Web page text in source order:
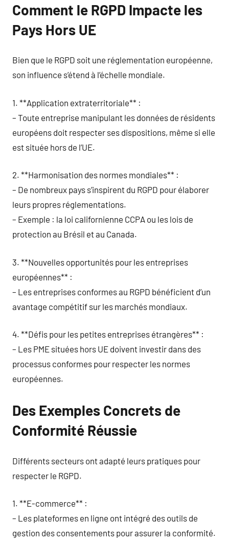
Comment le RGPD Impacte les
Pays Hors UE
Bien que le RGPD soit une réglementation européenne,
son influence s’étend à l’échelle mondiale.
1. **Application extraterritoriale** :
– Toute entreprise manipulant les données de résidents
européens doit respecter ses dispositions, même si elle
est située hors de l’UE.
2. **Harmonisation des normes mondiales** :
– De nombreux pays s’inspirent du RGPD pour élaborer
leurs propres réglementations.
– Exemple : la loi californienne CCPA ou les lois de
protection au Brésil et au Canada.
3. **Nouvelles opportunités pour les entreprises
européennes** :
– Les entreprises conformes au RGPD bénéficient d’un
avantage compétitif sur les marchés mondiaux.
4. **Défis pour les petites entreprises étrangères** :
– Les PME situées hors UE doivent investir dans des
processus conformes pour respecter les normes
européennes.
Des Exemples Concrets de
Conformité Réussie
Différents secteurs ont adapté leurs pratiques pour
respecter le RGPD.
1. **E-commerce** :
– Les plateformes en ligne ont intégré des outils de
gestion des consentements pour assurer la conformité.